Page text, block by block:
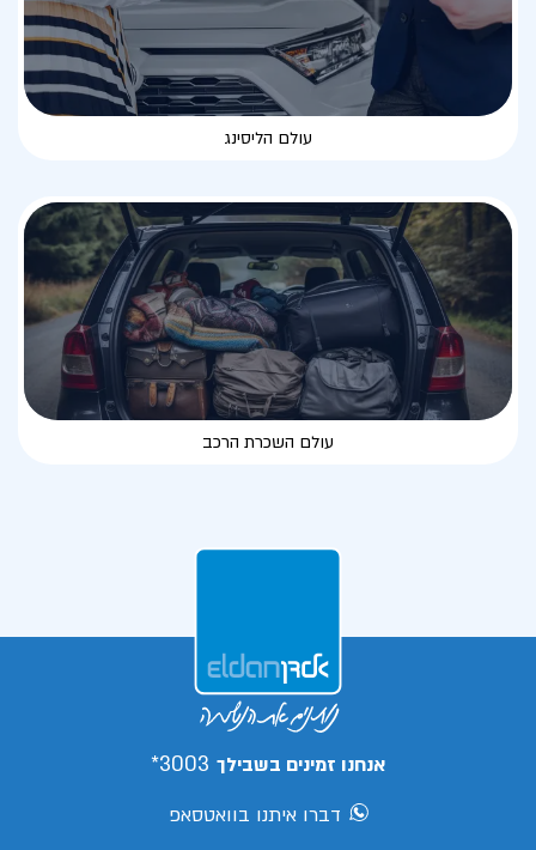
עולם הליסינג
עולם השכרת הרכב
אנחנו זמינים בשבילך 3003*
דברו איתנו בוואטסאפ